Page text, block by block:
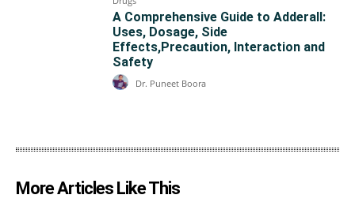
A Comprehensive Guide to Adderall:
Uses, Dosage, Side
Effects,Precaution, Interaction and
Safety
Dr. Puneet Boora
More Articles Like This